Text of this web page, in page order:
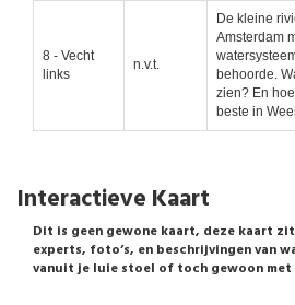
8 - Vecht
links
n.v.t.
De kleine
Amsterdam
behoorde.
zien? En
beste in
Interactieve Kaart
Dit is geen gewone kaart, deze kaart
experts, foto’s, en beschrijvingen van
vanuit je luie stoel of toch gewoon